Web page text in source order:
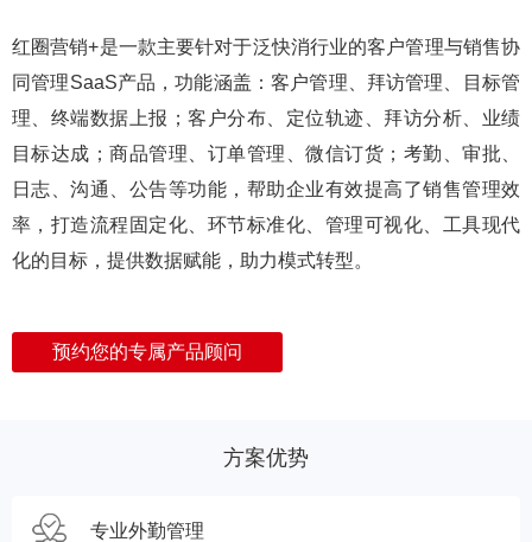
红圈营销+是一款主要针对于泛快消行业的客户管理与销售协
同管理SaaS产品，功能涵盖：客户管理、拜访管理、目标管
理、终端数据上报；客户分布、定位轨迹、拜访分析、业绩
目标达成；商品管理、订单管理、微信订货；考勤、审批、
日志、沟通、公告等功能，帮助企业有效提高了销售管理效
率，打造流程固定化、环节标准化、管理可视化、工具现代
化的目标，提供数据赋能，助力模式转型。
预约您的专属产品顾问
方案优势
专业外勤管理